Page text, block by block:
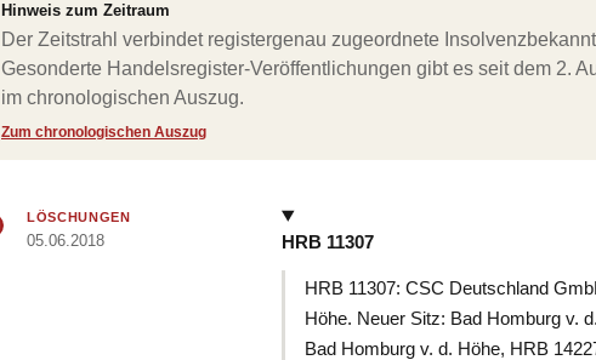
Hinweis zum Zeitraum
Der Zeitstrahl verbindet registergenau zugeordnete
Gesonderte Handelsregister-Veröffentlichungen gibt es seit dem 2.
im chronologischen Auszug.
Zum chronologischen Auszug
LÖSCHUNGEN
05.06.2018 HRB 11307
HRB 11307: CSC Deutschland
Höhe. Neuer Sitz: Bad Homburg v.
Bad Homburg v. d. Höhe, HRB